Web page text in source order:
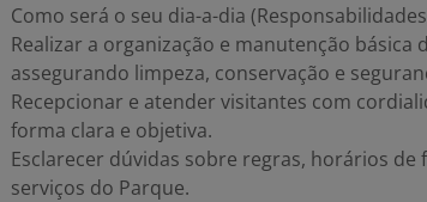
Como será o seu dia-a-dia
Realizar a organização e manutenção básica
assegurando limpeza, conservação e
Recepcionar e atender visitantes com
forma clara e objetiva.
Esclarecer dúvidas sobre regras, horários
serviços do Parque.